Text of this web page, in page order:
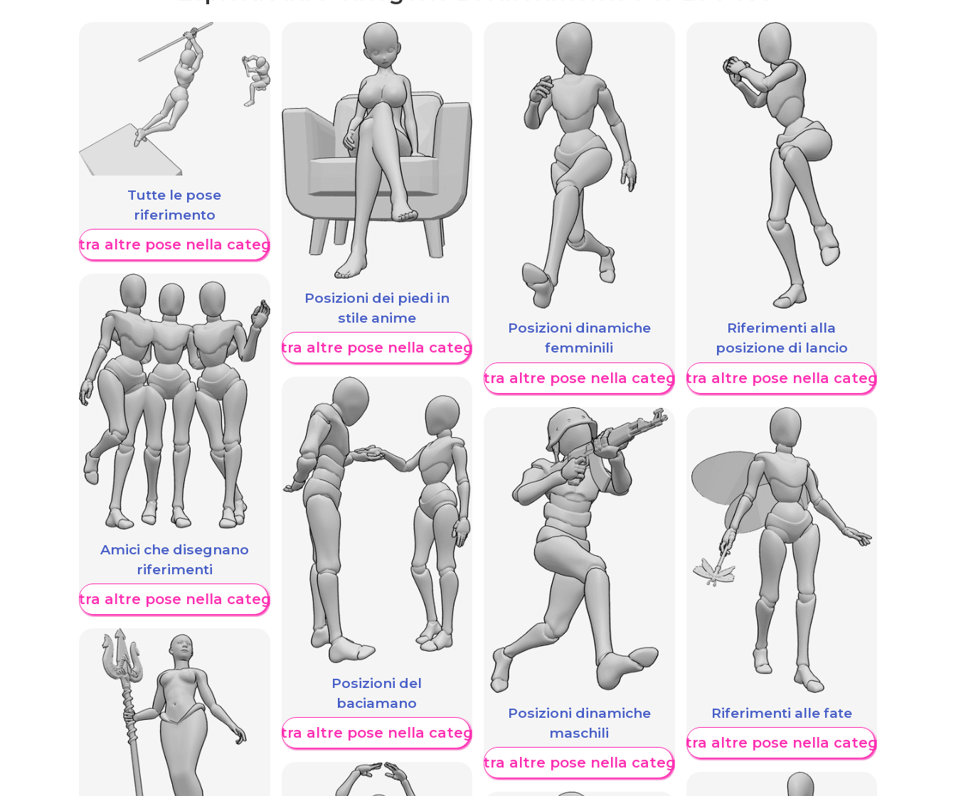
Tutte le pose
riferimento
Mostra altre pose nella categoria
Amici che disegnano
riferimenti
Mostra altre pose nella categoria
Posizioni dei piedi in
stile anime
Mostra altre pose nella categoria
Posizioni del
baciamano
Mostra altre pose nella categoria
Posizioni dinamiche
femminili
Mostra altre pose nella categoria
Posizioni dinamiche
maschili
Mostra altre pose nella categoria
Riferimenti alla
posizione di lancio
Mostra altre pose nella categoria
Riferimenti alle fate
Mostra altre pose nella categoria